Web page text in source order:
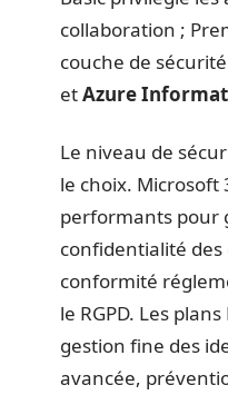
collaboration ;
couche de
etAzure
Le niveau de
le choix. Microsoft
performants pour
confidentialité des
conformité
le RGPD. Les
gestion fine des
avancée,